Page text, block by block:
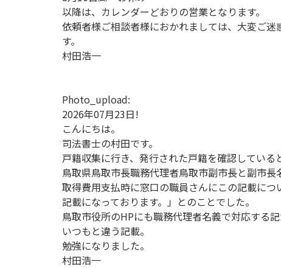
以降は、カレンダーどおりの営業となります。
依頼者様ご相談者様におかれましては、大変ご
す。
村田浩一
Photo_upload:
2026年07月23日!
こんにちは。
司法書士の村田です。
戸籍収集に行き、発行された戸籍を確認している
鳥取県鳥取市長職務代理者鳥取市副市長と副市長
取得費用支払時に窓口の職員さんにこの記載に
記載になっております。」とのことでした。
鳥取市役所のHPにも職務代理者名義で対応する記
いつもと違う記載。
勉強になりました。
村田浩一